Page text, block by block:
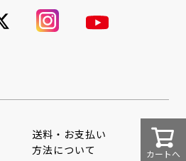
カートへ
送料・お支払い
方法について